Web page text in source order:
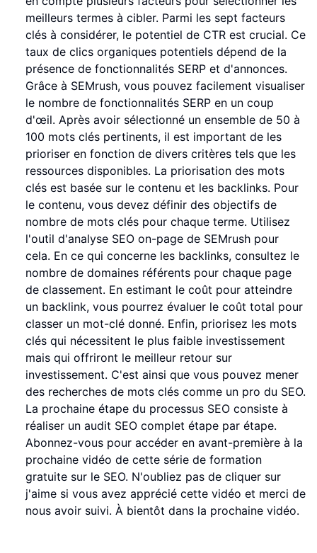
meilleurs termes à cibler. Parmi les sept facteurs
clés à considérer, le potentiel de CTR est crucial. Ce
taux de clics organiques potentiels dépend de la
présence de fonctionnalités SERP et d'annonces.
Grâce à SEMrush, vous pouvez facilement visualiser
le nombre de fonctionnalités SERP en un coup
d'œil. Après avoir sélectionné un ensemble de 50 à
100 mots clés pertinents, il est important de les
prioriser en fonction de divers critères tels que les
ressources disponibles. La priorisation des mots
clés est basée sur le contenu et les backlinks. Pour
le contenu, vous devez définir des objectifs de
nombre de mots clés pour chaque terme. Utilisez
l'outil d'analyse SEO on-page de SEMrush pour
cela. En ce qui concerne les backlinks, consultez le
nombre de domaines référents pour chaque page
de classement. En estimant le coût pour atteindre
un backlink, vous pourrez évaluer le coût total pour
classer un mot-clé donné. Enfin, priorisez les mots
clés qui nécessitent le plus faible investissement
mais qui offriront le meilleur retour sur
investissement. C'est ainsi que vous pouvez mener
des recherches de mots clés comme un pro du SEO.
La prochaine étape du processus SEO consiste à
réaliser un audit SEO complet étape par étape.
Abonnez-vous pour accéder en avant-première à la
prochaine vidéo de cette série de formation
gratuite sur le SEO. N'oubliez pas de cliquer sur
j'aime si vous avez apprécié cette vidéo et merci de
nous avoir suivi. À bientôt dans la prochaine vidéo.